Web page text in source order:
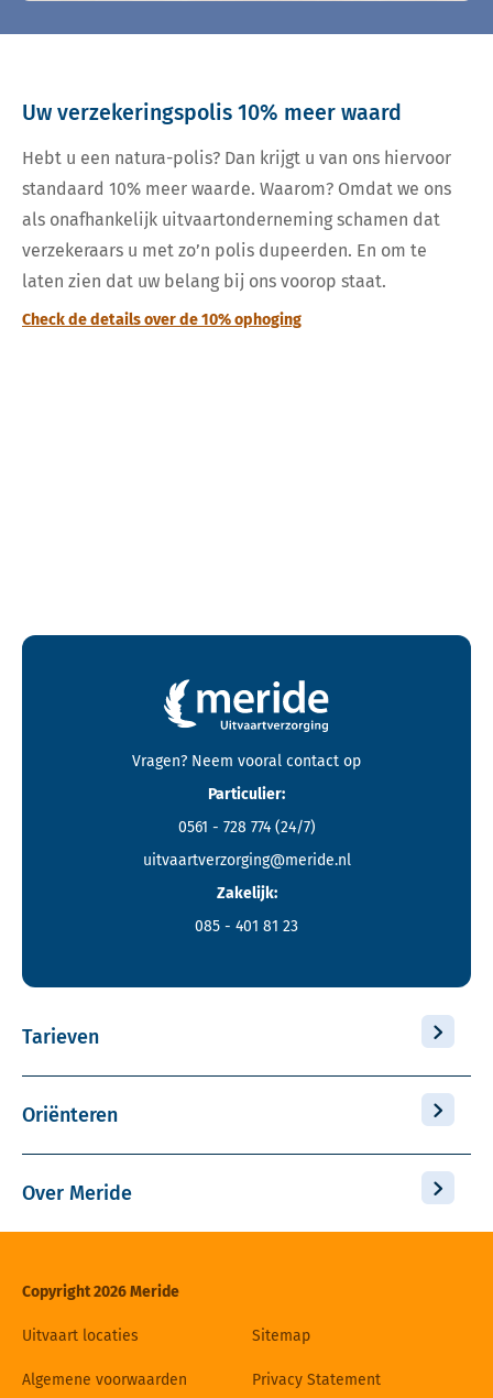
Uw verzekeringspolis 10% meer waard
Hebt u een natura-polis? Dan krijgt u van ons hiervoor
standaard 10% meer waarde. Waarom? Omdat we ons
als onafhankelijk uitvaartonderneming schamen dat
verzekeraars u met zo’n polis dupeerden. En om te
laten zien dat uw belang bij ons voorop staat.
Check de details over de 10% ophoging
Contactgegevens en footer menu van Meride
Vragen? Neem vooral contact op
Particulier:
0561 - 728 774 (24/7)
uitvaartverzorging@meride.nl
Zakelijk:
085 - 401 81 23
Tarieven
Oriënteren
Over Meride
Copyright 2026 Meride
Uitvaart locaties Sitemap
Algemene voorwaarden Privacy Statement